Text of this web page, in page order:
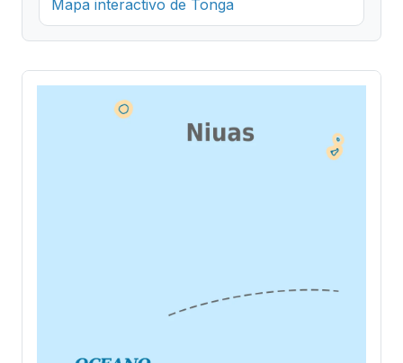
Mapa interactivo de Tonga